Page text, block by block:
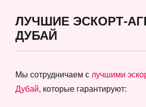
ЛУЧШИЕ ЭСКОРТ-
ДУБАЙ
Мы сотрудничаем с лучшими
Дубай, которые гарантируют: